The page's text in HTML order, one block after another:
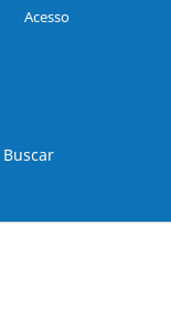
Buscar
Acesso